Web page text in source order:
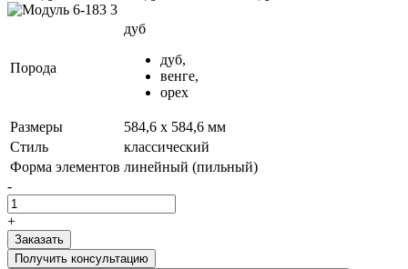
Порода
дуб
дуб,
венге,
орех
Размеры
584,6 x 584,6 мм
Стиль
классический
Форма элементов линейный (пильный)
-
+
Получить консультацию